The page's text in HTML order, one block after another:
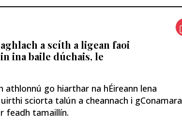
a scíth a ligean faoi
ina baile dúchais, le
athlonnú go hiarthar na hÉireann lena
sciorta talún a cheannach i gConamara
feadh tamaillín.